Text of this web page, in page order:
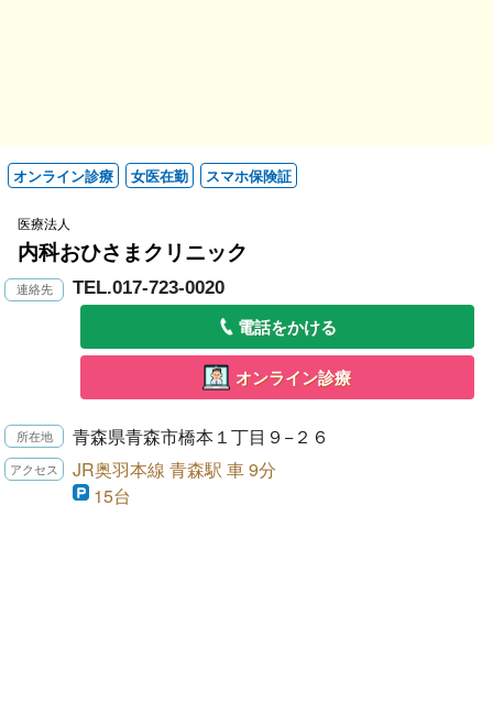
オンライン診療 女医在勤 スマホ保険証
医療法人
内科おひさまクリニック
TEL.017-723-0020
電話をかける
オンライン診療
青森県青森市橋本１丁目９−２６
JR奥羽本線 青森駅 車 9分
15台